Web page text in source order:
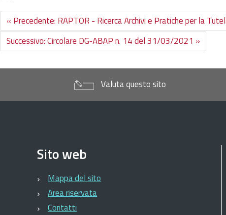
« Precedente: RAPTOR - Ricerca Archivi e Pratiche per la
Successivo: Circolare DG-ABAP n. 14 del 31/03/2021 »
Valuta questo sito
Sito web
Mappa del sito
Area riservata
Contatti